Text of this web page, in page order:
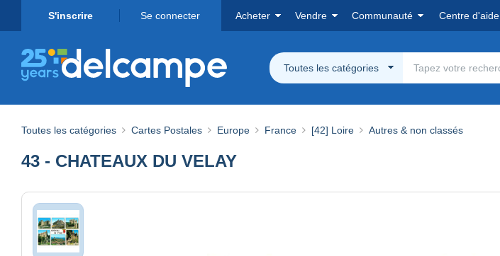
S'inscrire Se connecter Acheter Vendre Communauté Centre d'aide
Toutes les catégories
Toutes les catégories Cartes Postales Europe France [42] Loire Autres & non classés
43 - CHATEAUX DU VELAY